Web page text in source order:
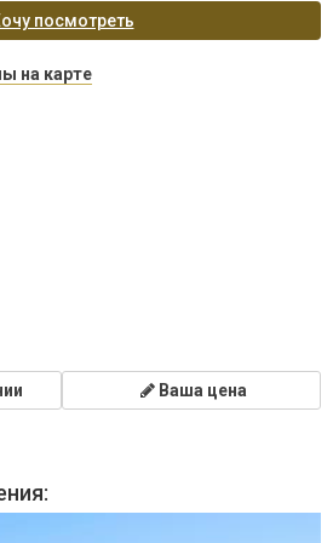
посмотреть
на карте
Ваша цена